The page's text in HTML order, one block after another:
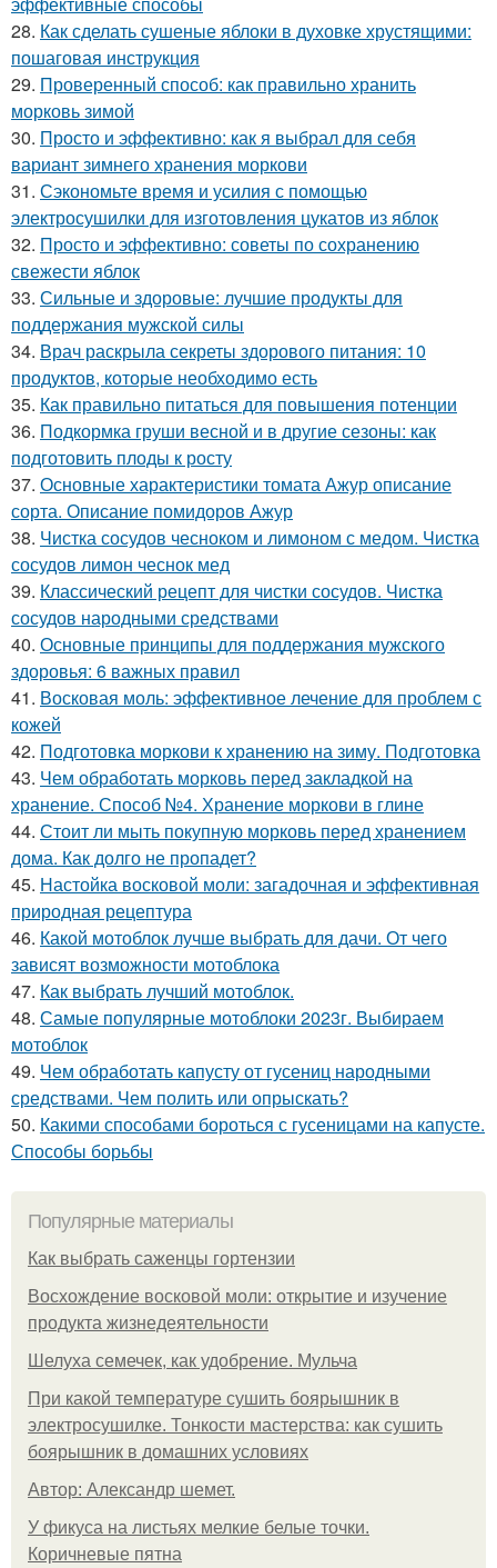
28. Как сделать сушеные яблоки в духовке хрустящими:
пошаговая инструкция
29. Проверенный способ: как правильно хранить
морковь зимой
30. Просто и эффективно: как я выбрал для себя
вариант зимнего хранения моркови
31. Сэкономьте время и усилия с помощью
электросушилки для изготовления цукатов из яблок
32. Просто и эффективно: советы по сохранению
свежести яблок
33. Сильные и здоровые: лучшие продукты для
поддержания мужской силы
34. Врач раскрыла секреты здорового питания: 10
продуктов, которые необходимо есть
35. Как правильно питаться для повышения потенции
36. Подкормка груши весной и в другие сезоны: как
подготовить плоды к росту
37. Основные характеристики томата Ажур описание
сорта. Описание помидоров Ажур
38. Чистка сосудов чесноком и лимоном с медом. Чистка
сосудов лимон чеснок мед
39. Классический рецепт для чистки сосудов. Чистка
сосудов народными средствами
40. Основные принципы для поддержания мужского
здоровья: 6 важных правил
41. Восковая моль: эффективное лечение для проблем с
кожей
42. Подготовка моркови к хранению на зиму. Подготовка
43. Чем обработать морковь перед закладкой на
хранение. Способ №4. Хранение моркови в глине
44. Стоит ли мыть покупную морковь перед хранением
дома. Как долго не пропадет?
45. Настойка восковой моли: загадочная и эффективная
природная рецептура
46. Какой мотоблок лучше выбрать для дачи. От чего
зависят возможности мотоблока
47. Как выбрать лучший мотоблок.
48. Самые популярные мотоблоки 2023г. Выбираем
мотоблок
49. Чем обработать капусту от гусениц народными
средствами. Чем полить или опрыскать?
50. Какими способами бороться с гусеницами на капусте.
Способы борьбы
Популярные материалы
Как выбрать саженцы гортензии
Восхождение восковой моли: открытие и изучение
продукта жизнедеятельности
Шелуха семечек, как удобрение. Мульча
При какой температуре сушить боярышник в
электросушилке. Тонкости мастерства: как сушить
боярышник в домашних условиях
Автор: Александр шемет.
У фикуса на листьях мелкие белые точки.
Коричневые пятна